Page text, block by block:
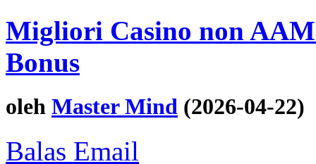
Migliori Casino non
Bonus
oleh Master Mind (2026-04-22)
Balas Email